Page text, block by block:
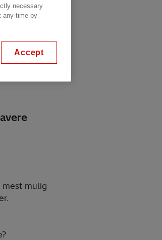
mest mulig
necessary
any time by
Accept